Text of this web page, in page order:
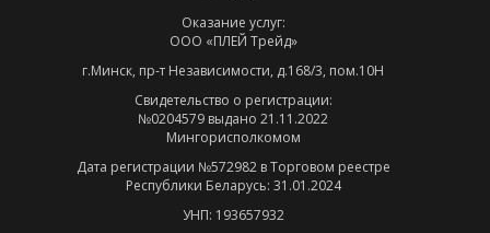
Оказание услуг:
ООО «ПЛЕЙ Трейд»
г.Минск, пр-т Независимости, д.168/3, пом.10Н
Свидетельство о регистрации:
№0204579 выдано 21.11.2022
Мингорисполкомом
Дата регистрации №572982 в Торговом реестре
Республики Беларусь: 31.01.2024
УНП: 193657932